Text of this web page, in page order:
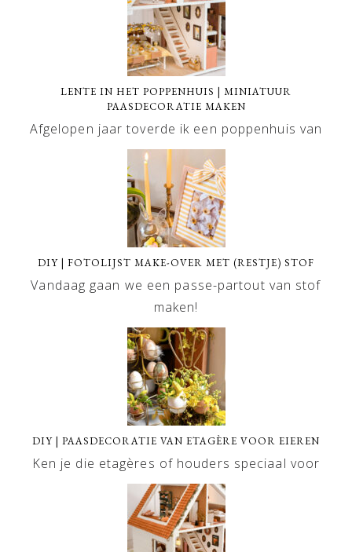
LENTE IN HET POPPENHUIS | MINIATUUR
PAASDECORATIE MAKEN
Afgelopen jaar toverde ik een poppenhuis van
DIY | FOTOLIJST MAKE-OVER MET (RESTJE) STOF
Vandaag gaan we een passe-partout van stof
maken!
DIY | PAASDECORATIE VAN ETAGÈRE VOOR EIEREN
Ken je die etagères of houders speciaal voor